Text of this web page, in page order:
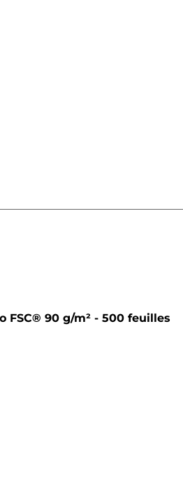
FSC® 90 g/m² - 500 feuilles